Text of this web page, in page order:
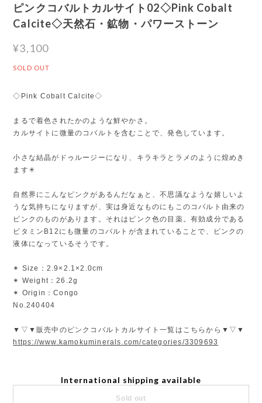
ピンクコバルトカルサイト02◇Pink Cobalt
Calcite◇天然石・鉱物・パワーストーン
¥3,100
SOLD OUT
◇Pink Cobalt Calcite◇
まるで着色されたかのような鮮やかさ。
カルサイトに微量のコバルトを含むことで、発色しています。
小さな結晶がドゥルージーになり、キラキラとラメのように煌めき
ます✴️
自然界にこんなピンクがあるんだなぁと、不思議なような嬉しいよ
うな気持ちになりますが、実は身近なものにもこのコバルト由来の
ピンクのものがあります。それはピンク色の目薬。有効成分である
ビタミンB12にも微量のコバルトが含まれていることで、ピンクの
液体になっているそうです。
✴︎ Size：2.9×2.1×2.0cm
✴︎ Weight：26.2g
✴︎ Origin：Congo
No.240404
▼▽▼販売中のピンクコバルトカルサイト一覧はこちらから▼▽▼
https://www.kamokuminerals.com/categories/3309693
International shipping available
Sold out